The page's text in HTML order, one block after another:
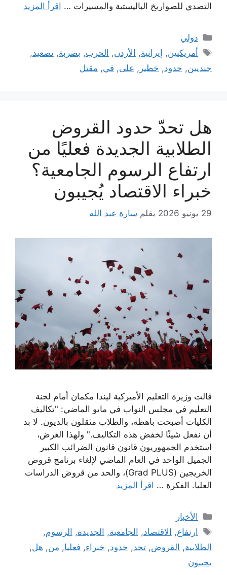
التصدي للصواريخ الباليستية والمسيرات … اقرأ المزيد
التصنيفات
دولي
الوسوم
أمريكيين, إيرانية, الأردن, الحرب, بضربة,تصعيد,
جنديين, حدود, خطير , على, في, مقتل
هل تحدّ حدود القروض
الطلابية الجديدة فعليًا من
ارتفاع الرسوم الجامعية؟
خبراء الاقتصاد يُجيبون
29 يونيو 2026 بقلم سارة عبد الله
قالت وزيرة التعليم الأميركية ليندا مكمان أمام لجنة
التعليم في مجلس النواب في مايو الماضي: "تكاليف
الكليات أصبحت باهظة، والطلاب مثقلون بالديون. لا بد
أن نفعل شيئًا لخفض هذه التكاليف." ولهذا الغرض،
استخدم الجمهوريون قانون قانون الضرائب الكبير
الجميل الواحد في العام الماضي لإلغاء برنامج قروض
الخريجين (Grad PLUS)، والحد من قروض الدراسات
العليا. الفكرة … اقرأ المزيد
التصنيفات
الأخبار
الوسوم
ارتفاع, الاقتصاد, الجامعية, الجديدة, الرسوم,
الطلابية, القروض, تحد, حدود, خبراء, فعليا, من, هل,
يجيبون